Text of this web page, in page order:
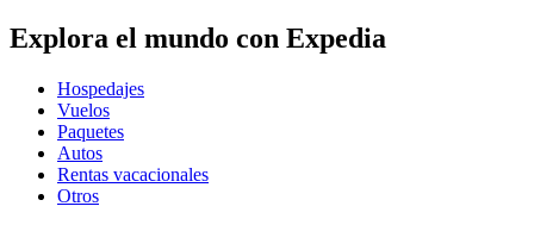
Explora el mundo con Expedia
Hospedajes
Vuelos
Paquetes
Autos
Rentas vacacionales
Otros